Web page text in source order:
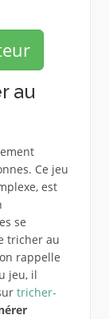
au
Ce jeu
est
se
tricher au
rappelle
jeu, il
tricher-